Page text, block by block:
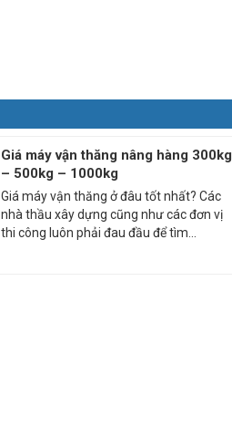
Giá máy vận thăng nâng hàng 300kg
– 500kg – 1000kg
Giá máy vận thăng ở đâu tốt nhất? Các
nhà thầu xây dựng cũng như các đơn vị
thi công luôn phải đau đầu để tìm...